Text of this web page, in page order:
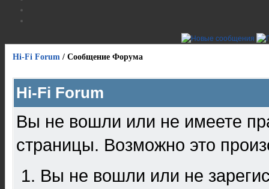
Hi-Fi Forum / Сообщение Форума
Hi-Fi Forum
Вы не вошли или не имеете
страницы. Возможно это
Вы не вошли или не